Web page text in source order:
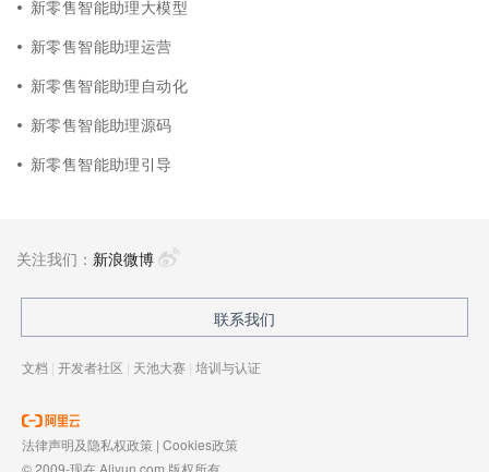
新零售智能助理大模型
新零售智能助理运营
新零售智能助理自动化
新零售智能助理源码
新零售智能助理引导
关注我们： 新浪微博
联系我们
文档 | 开发者社区 | 天池大赛 | 培训与认证
法律声明及隐私权政策 | Cookies政策
© 2009-现在 Aliyun.com 版权所有